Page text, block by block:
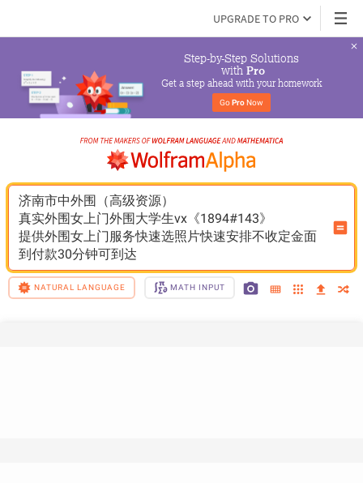
UPGRADE TO PRO
Step-by-Step Solutions
with Pro
Get a step ahead with your homework
Go Pro Now
济南市中外围（高级资源）
真实外围女上门外围大学生vx《1894#143》
提供外围女上门服务快速选照片快速安排不收定金面
到付款30分钟可到达
NATURAL LANGUAGE MATH INPUT